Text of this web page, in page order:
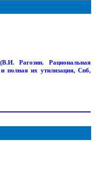
Рагозин. Рациональная
полная их утилизация, Спб,